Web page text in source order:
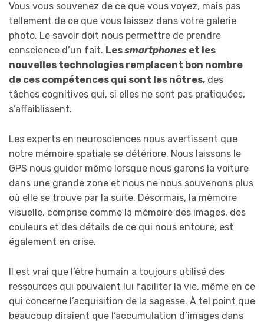
Vous vous souvenez de ce que vous voyez, mais pas
tellement de ce que vous laissez dans votre galerie
photo. Le savoir doit nous permettre de prendre
conscience d’un fait. Lessmartphones et les
nouvelles technologies remplacent bon nombre
de ces compétences qui sont les nôtres, des
tâches cognitives qui, si elles ne sont pas pratiquées,
s’affaiblissent.
Les experts en neurosciences nous avertissent que
notre mémoire spatiale se détériore. Nous laissons le
GPS nous guider même lorsque nous garons la voiture
dans une grande zone et nous ne nous souvenons plus
où elle se trouve par la suite. Désormais, la mémoire
visuelle, comprise comme la mémoire des images, des
couleurs et des détails de ce qui nous entoure, est
également en crise.
Il est vrai que l’être humain a toujours utilisé des
ressources qui pouvaient lui faciliter la vie, même en ce
qui concerne l’acquisition de la sagesse. À tel point que
beaucoup diraient que l’accumulation d’images dans